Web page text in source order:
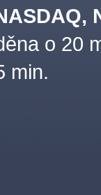
o 20
min.